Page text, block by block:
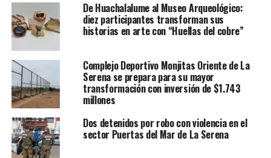
De Huachalalume al Museo Arqueológico:
diez participantes transforman sus
historias en arte con “Huellas del cobre”
Complejo Deportivo Monjitas Oriente de La
Serena se prepara para su mayor
transformación con inversión de $1.743
millones
Dos detenidos por robo con violencia en el
sector Puertas del Mar de La Serena